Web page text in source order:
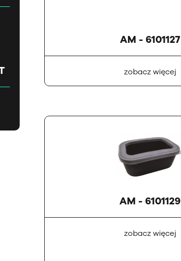
AM - 6101127
zobacz więcej
AM - 6101129
zobacz więcej